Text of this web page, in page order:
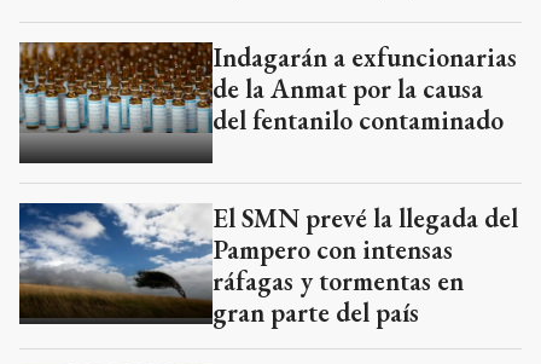
Indagarán a exfuncionarias
de la Anmat por la causa
del fentanilo contaminado
El SMN prevé la llegada del
Pampero con intensas
ráfagas y tormentas en
gran parte del país